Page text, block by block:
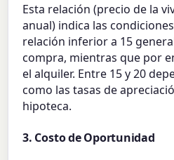
Esta relación (precio de la
anual) indica las
relación inferior a 15
compra, mientras que por
el alquiler. Entre 15 y 20
como las tasas de
hipoteca.
3. Costo de Oportunidad